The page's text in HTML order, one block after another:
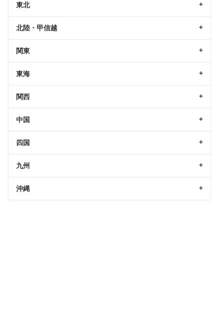
東北
北陸・甲信越
関東
東海
関西
中国
四国
九州
沖縄